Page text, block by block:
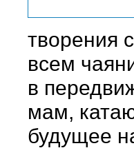
творения
всем
в
мам,
будущее